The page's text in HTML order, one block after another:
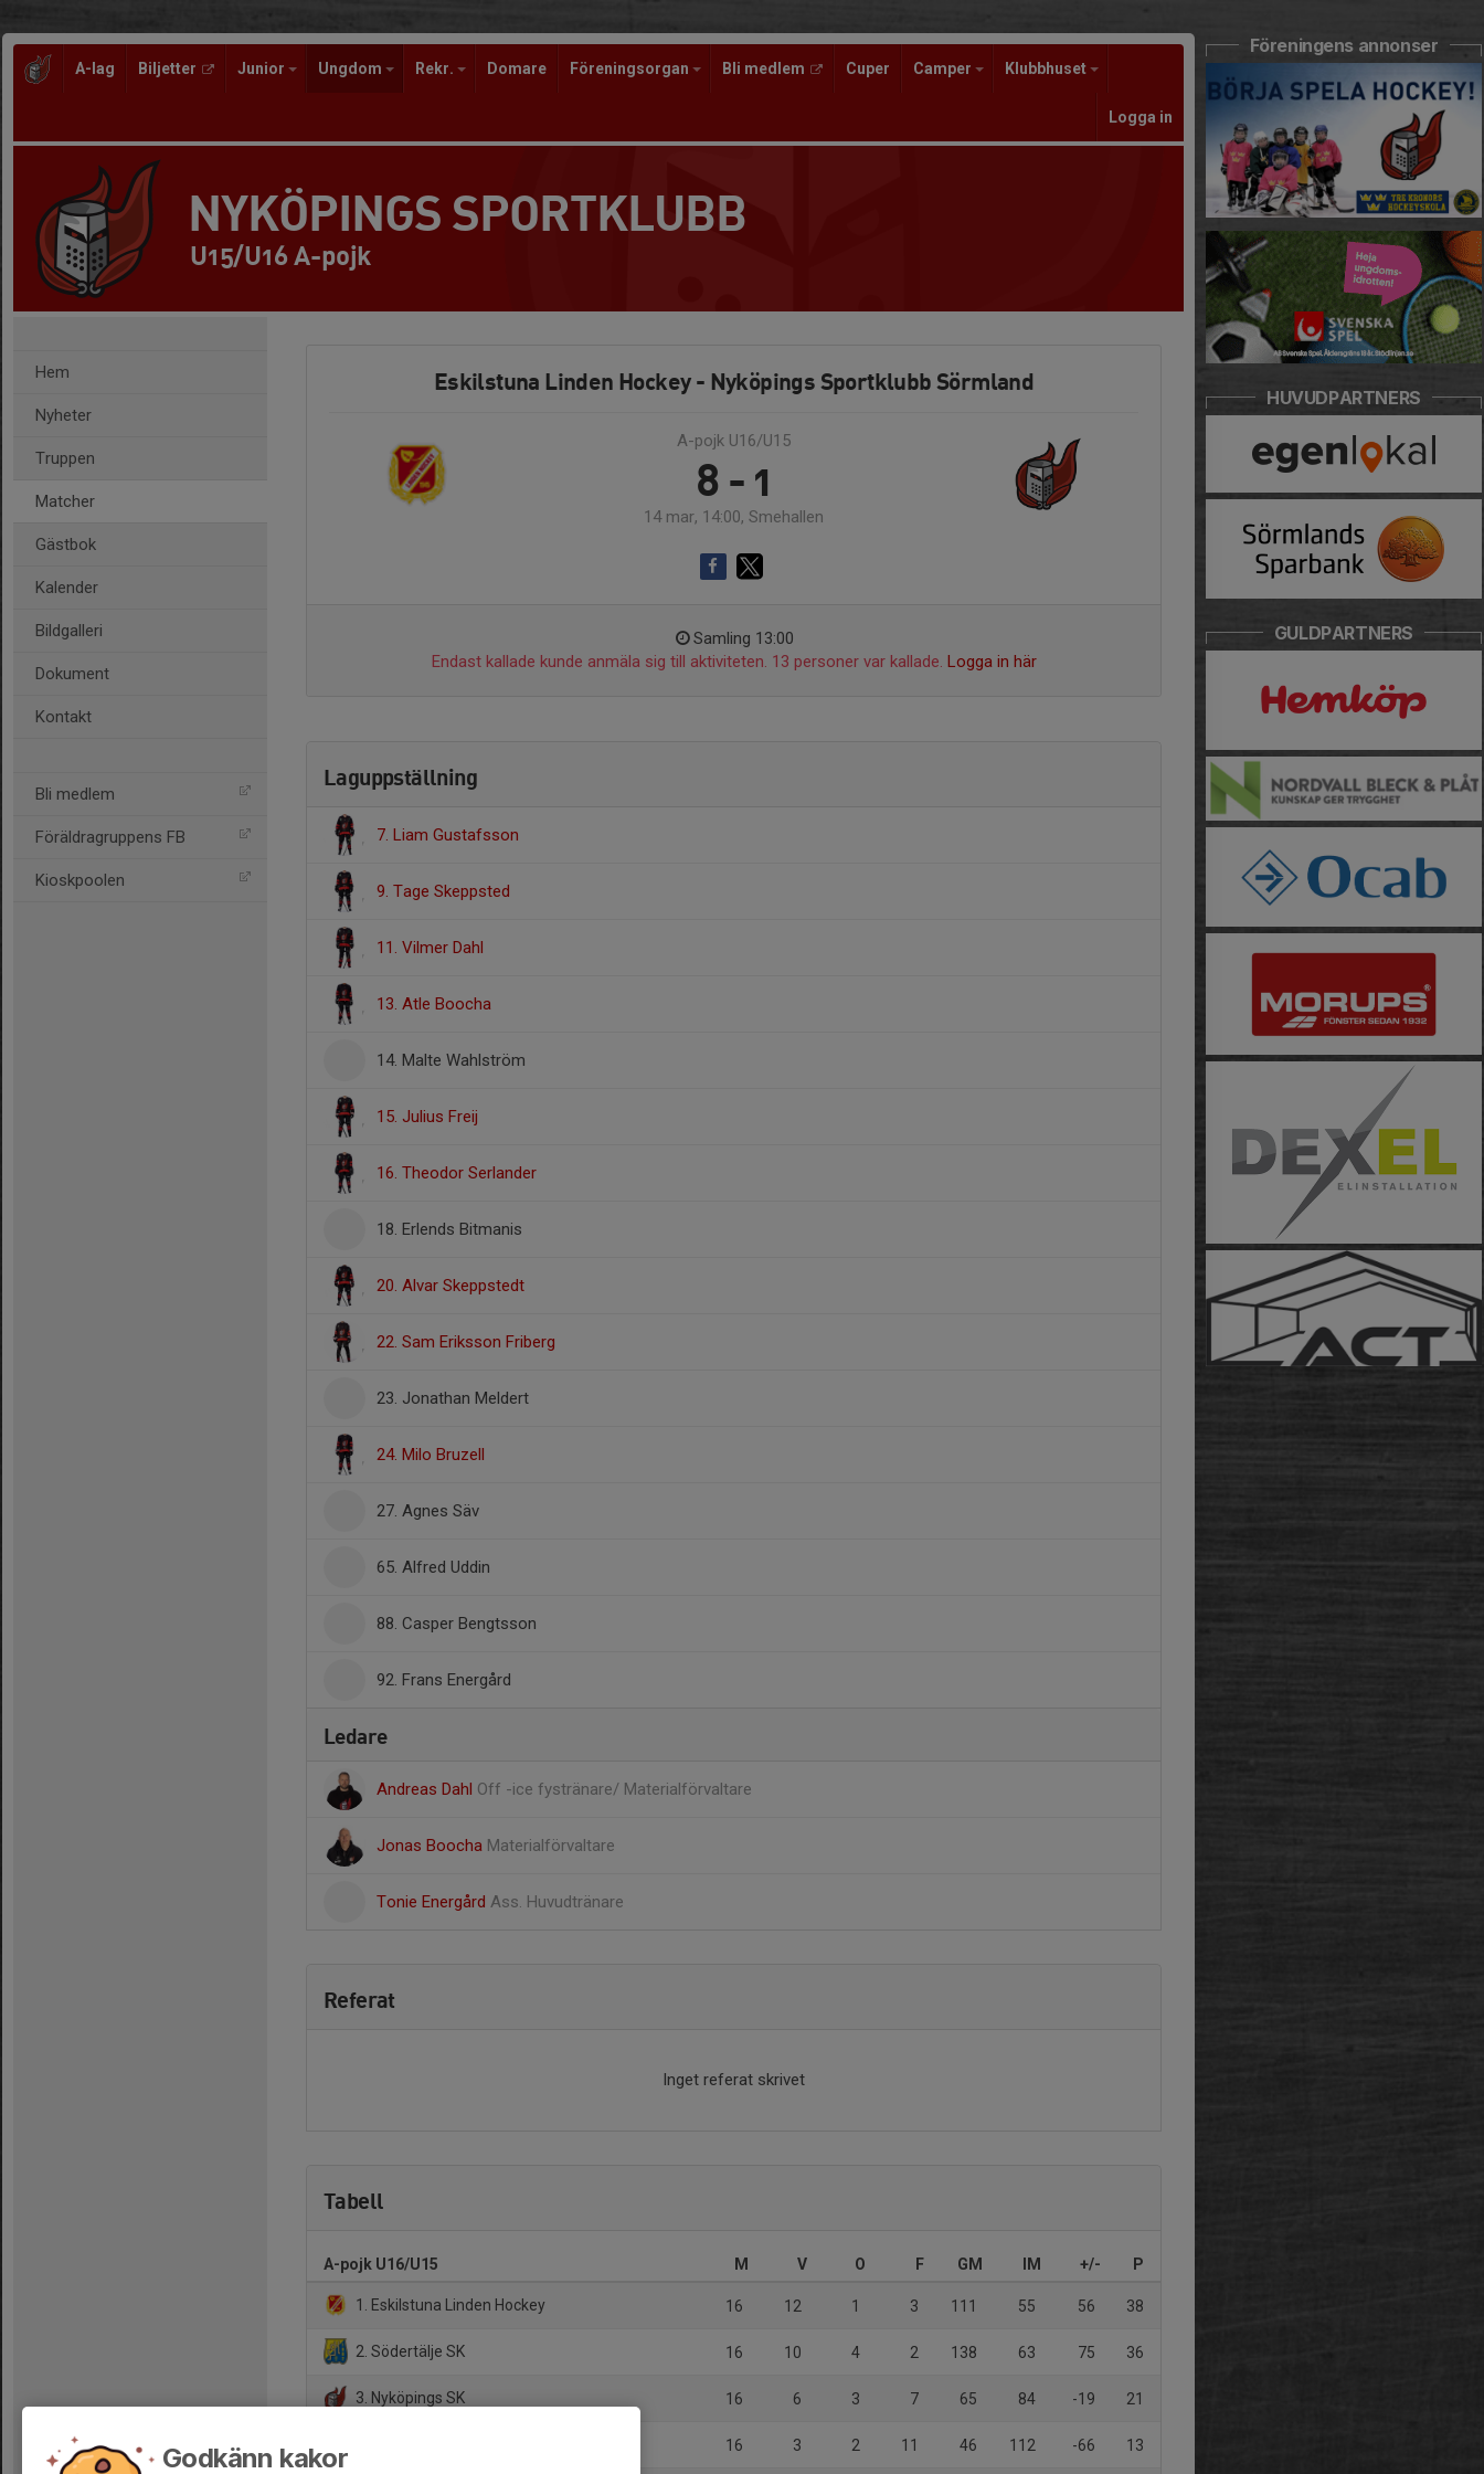
A-lag Biljetter Junior Ungdom Rekr. Domare Föreningsorgan Bli medlem Cuper Camper Klubbhuset
Logga in
NYKÖPINGS SPORTKLUBB
U15/U16 A-pojk
Hem
Nyheter
Truppen
Matcher
Gästbok
Kalender
Bildgalleri
Dokument
Kontakt
Bli medlem
Föräldragruppens FB
Kioskpoolen
Eskilstuna Linden Hockey - Nyköpings Sportklubb Sörmland
A-pojk U16/U15
8 - 1
14 mar, 14:00, Smehallen
Samling 13:00
Endast kallade kunde anmäla sig till aktiviteten. 13 personer var kallade. Logga in här
Laguppställning
7. Liam Gustafsson
9. Tage Skeppsted
11. Vilmer Dahl
13. Atle Boocha
14. Malte Wahlström
15. Julius Freij
16. Theodor Serlander
18. Erlends Bitmanis
20. Alvar Skeppstedt
22. Sam Eriksson Friberg
23. Jonathan Meldert
24. Milo Bruzell
27. Agnes Säv
65. Alfred Uddin
88. Casper Bengtsson
92. Frans Energård
Ledare
Andreas Dahl Off -ice fystränare/ Materialförvaltare
Jonas Boocha Materialförvaltare
Tonie Energård Ass. Huvudtränare
Referat
Inget referat skrivet
Tabell
A-pojk U16/U15 M V O F GM IM +/- P
1. Eskilstuna Linden Hockey 16 12 1 3 111 55 56 38
2. Södertälje SK 16 10 4 2 138 63 75 36
3. Nyköpings SK 16 6 3 7 65 84 -19 21
16 3 2 11 46 112 -66 13
Föreningens annonser
HUVUDPARTNERS
GULDPARTNERS
Godkänn kakor